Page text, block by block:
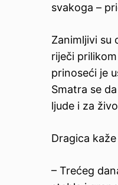
svakoga –
Zanimljivi su
riječi
prinoseći je
Smatra se
ljude i za
Dragica
– Trećeg